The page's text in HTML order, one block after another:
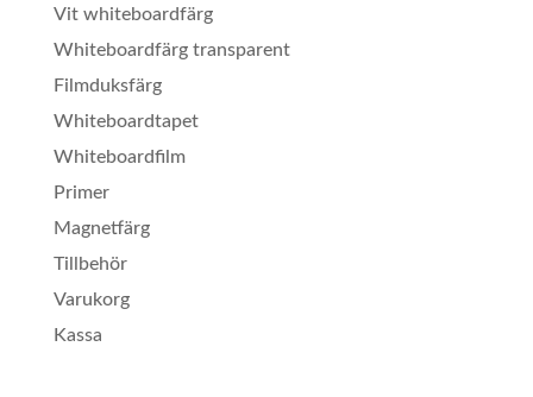
Vit whiteboardfärg
Whiteboardfärg transparent
Filmduksfärg
Whiteboardtapet
Whiteboardfilm
Primer
Magnetfärg
Tillbehör
Varukorg
Kassa